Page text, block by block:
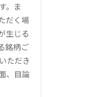
。ま
だく場
生じる
銘柄ご
ただき
、目論